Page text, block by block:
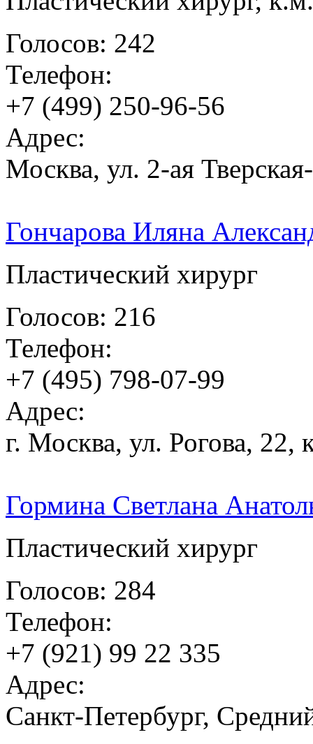
Голосов: 242
Телефон:
+7 (499) 250-96-56
Адрес:
Москва, ул. 2-ая
Гончарова Иляна
Пластический хирург
Голосов: 216
Телефон:
+7 (495) 798-07-99
Адрес:
г. Москва, ул. Рогова, 22,
Гормина Светлана
Пластический хирург
Голосов: 284
Телефон:
+7 (921) 99 22 335
Адрес:
Санкт-Петербург,